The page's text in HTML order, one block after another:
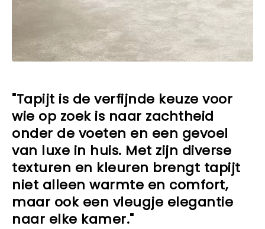
"Tapijt is de verfijnde keuze voor
wie op zoek is naar zachtheid
onder de voeten en een gevoel
van luxe in huis. Met zijn diverse
texturen en kleuren brengt tapijt
niet alleen warmte en comfort,
maar ook een vleugje elegantie
naar elke kamer."